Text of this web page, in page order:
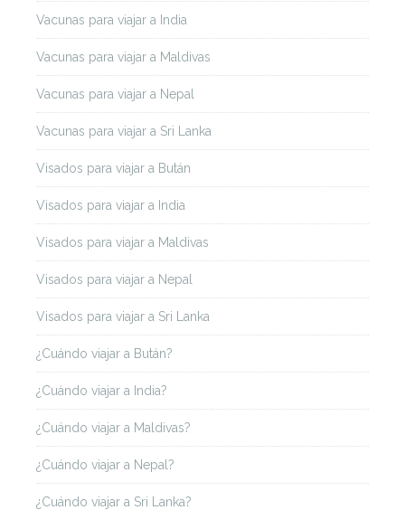
Vacunas para viajar a India
Vacunas para viajar a Maldivas
Vacunas para viajar a Nepal
Vacunas para viajar a Sri Lanka
Visados para viajar a Bután
Visados para viajar a India
Visados para viajar a Maldivas
Visados para viajar a Nepal
Visados para viajar a Sri Lanka
¿Cuándo viajar a Bután?
¿Cuándo viajar a India?
¿Cuándo viajar a Maldivas?
¿Cuándo viajar a Nepal?
¿Cuándo viajar a Sri Lanka?